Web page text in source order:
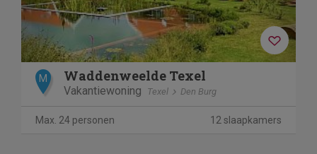
M Waddenweelde Texel
Vakantiewoning Texel Den Burg
Max. 24 personen 12 slaapkamers